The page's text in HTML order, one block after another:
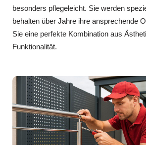
besonders pflegeleicht. Sie werden
behalten über Jahre ihre ansprechende
Sie eine perfekte Kombination aus
Funktionalität.